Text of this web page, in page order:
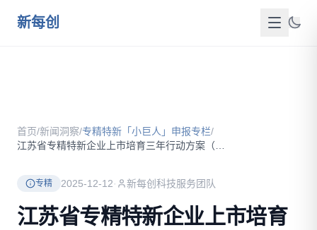
新每创
服务介绍
成功案例
新闻洞察
首页/新闻洞察/专精特新「小巨人」申报专栏/
专精 2025-12-12· 新每创科技服务团队
江苏省专精特新企业上市培育